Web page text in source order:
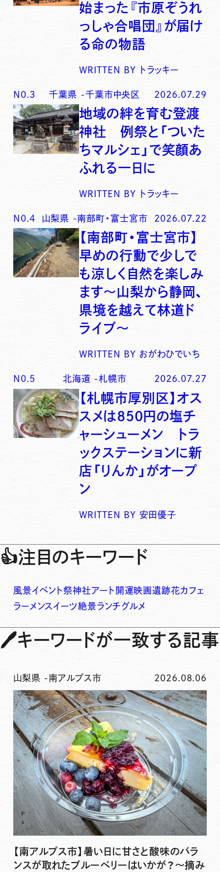
始まった『市原ぞうれ
っしゃ合唱団』が届け
る命の物語
WRITTEN BY トラッキー
N0. 3 千葉県 -千葉市中央区 2026.07.29
地域の絆を育む登渡
神社 例祭と「ついた
ちマルシェ」で笑顔あ
ふれる一日に
WRITTEN BY トラッキー
N0.4 山梨県 -南部町・富士宮市 2026.07.22
【南部町・富士宮市】
早めの行動で少しで
も涼しく自然を楽しみ
ます〜山梨から静岡、
県境を越えて林道ド
ライブ〜
WRITTEN BY おがわひでいち
N0. 5 北海道 -札幌市 2026.07.27
【札幌市厚別区】オス
スメは850円の塩チ
ャーシューメン トラ
ックステーションに新
店「りんか」がオープ
ン
WRITTEN BY 安田優子
👍注目のキーワード
風景イベント祭神社アート 開運映画遺跡花カフェ
ラーメンスイーツ絶景ランチグルメ
🖊キーワードが一致する記事
山梨県 -南アルプス市 2026.08.06
【南アルプス市】暑い日に甘さと酸味のバラ
ンスが取れたブルーベリーはいかが？〜摘み